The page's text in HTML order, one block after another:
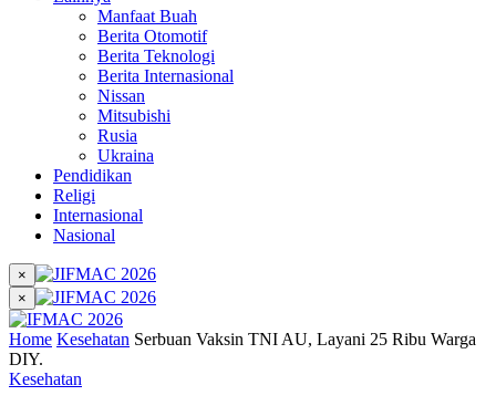
Manfaat Buah
Berita Otomotif
Berita Teknologi
Berita Internasional
Nissan
Mitsubishi
Rusia
Ukraina
Pendidikan
Religi
Internasional
Nasional
×
×
Home Kesehatan Serbuan Vaksin TNI AU, Layani 25 Ribu Warga
DIY.
Kesehatan